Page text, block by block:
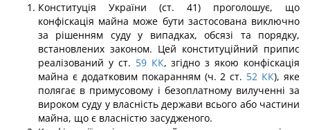
Конституція України (ст. 41) проголошує, що
конфіскація майна може бути за­стосована виключно
за рішенням суду у випадках, обсязі та порядку,
встановлених законом. Цей конституційний припис
реалізований у ст. 59 КК, згідно з якою конфіс­кація
майна є додатковим покаранням (ч. 2 ст. 52 КК), яке
полягає в примусовому і безоплатному вилученні за
вироком суду у власність держави всього або частини
майна, що є власністю засудженого.